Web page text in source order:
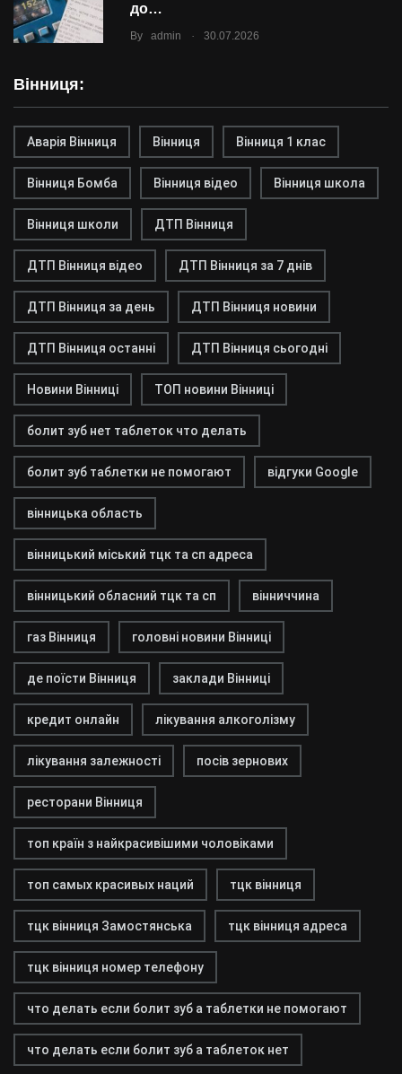
до…
By admin . 30.07.2026
Вінниця:
Аварія Вінниця Вінниця Вінниця 1 клас
Вінниця Бомба Вінниця відео Вінниця школа
Вінниця школи ДТП Вінниця
ДТП Вінниця відео ДТП Вінниця за 7 днів
ДТП Вінниця за день ДТП Вінниця новини
ДТП Вінниця останні ДТП Вінниця сьогодні
Новини Вінниці ТОП новини Вінниці
болит зуб нет таблеток что делать
болит зуб таблетки не помогают відгуки Google
вінницька область
вінницький міський тцк та сп адреса
вінницький обласний тцк та сп вінниччина
газ Вінниця головні новини Вінниці
де поїсти Вінниця заклади Вінниці
кредит онлайн лікування алкоголізму
лікування залежності посів зернових
ресторани Вінниця
топ країн з найкрасивішими чоловіками
топ самых красивых наций тцк вінниця
тцк вінниця Замостянська тцк вінниця адреса
тцк вінниця номер телефону
что делать если болит зуб а таблетки не помогают
что делать если болит зуб а таблеток нет